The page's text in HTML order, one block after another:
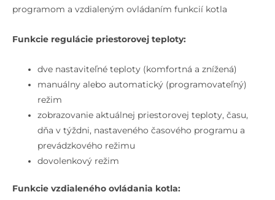
programom a vzdialeným ovládaním funkcií kotla
Funkcie regulácie priestorovej teploty:
dve nastaviteľné teploty (komfortná a znížená)
manuálny alebo automatický (programovateľný)
režim
zobrazovanie aktuálnej priestorovej teploty, času,
dňa v týždni, nastaveného časového programu a
prevádzkového režimu
dovolenkový režim
Funkcie vzdialeného ovládania kotla: